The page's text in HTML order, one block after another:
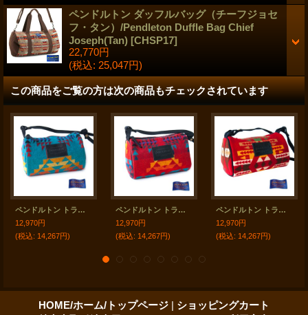
ペンドルトン ダッフルバッグ（チーフジョセ
フ・タン）/Pendleton Duffle Bag Chief
Joseph(Tan) [CHSP17]
22,770円
(税込: 25,047円)
この商品をご覧の方は次の商品もチェックされています
ペンドルトン トラベル キット バッグ・ドップ バッグ（ターコイズ・イエロー・レッド・パープル）/Pendleton Travel Kit Dopp Bag With Strap
12,970円
(税込: 14,267円)
ペンドルトン トラベル キット バッグ・ドップ バッグ（レッド・イエロー・ターコイズ・パープル・ブラック）/Pendleton Travel Kit Dopp Bag With Strap
12,970円
(税込: 14,267円)
ペンドルトン トラベル キット バッグ・ドップ バッグ（レッド・イエロー・ブラウン）/Pendleton Travel Kit Dopp Bag With Strap(Red/Yellow/Brown)
12,970円
(税込: 14,267円)
HOME/ホーム/トップページ | ショッピングカート